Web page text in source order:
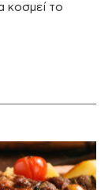
κοσμεί το